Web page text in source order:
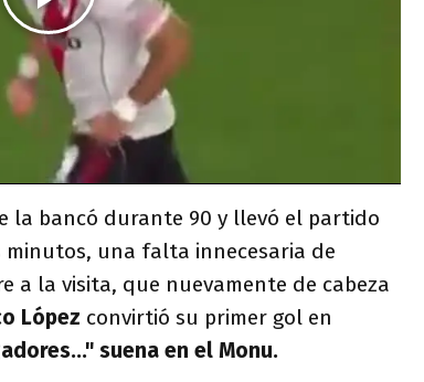
la bancó durante 90 y llevó el partido
minutos, una falta innecesaria de
a la visita, que nuevamente de cabeza
López convirtió su primer gol en
suena en el Monu.